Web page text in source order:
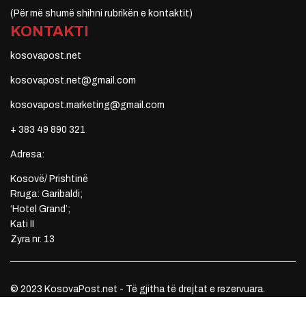
(Për më shumë shihni rubrikën e kontaktit)
KONTAKTI
kosovapost.net
kosovapost.net@gmail.com
kosovapost.marketing@gmail.com
+ 383 49 890 321
Adresa:
Kosovë/ Prishtinë
Rruga: Garibaldi;
‘Hotel Grand’;
Kati II
Zyra nr. 13
© 2023 KosovaPost.net - Të gjitha të drejtat e rezervuara.